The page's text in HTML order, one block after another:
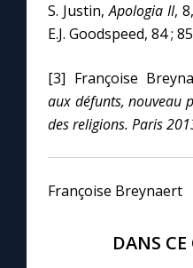
S. Justin,Apologia II,
E.J. Goodspeed, 84 ;
[3] Françoise
aux défunts, nouveau
des religions. Paris
Françoise Breynaert
DANS